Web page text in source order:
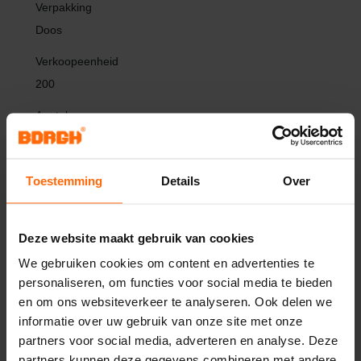
Toestemming Details Over
Deze website maakt gebruik van cookies
We gebruiken cookies om content en advertenties te
personaliseren, om functies voor social media te bieden
en om ons websiteverkeer te analyseren. Ook delen we
informatie over uw gebruik van onze site met onze
partners voor social media, adverteren en analyse. Deze
Doos
200
Toevoegen
aan
kluslijst
Bekijk
product
J-ANKER 4,1X330/60 VERZ.